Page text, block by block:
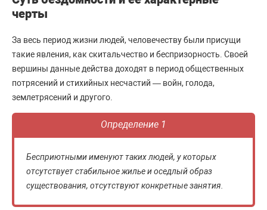
черты
За весь период жизни людей, человечеству были присущи
такие явления, как скитальчество и беспризорность. Своей
вершины данные действа доходят в период общественных
потрясений и стихийных несчастий — войн, голода,
землетрясений и другого.
Определение 1
Бесприютными именуют таких людей, у которых
отсутствует стабильное жилье и оседлый образ
существования, отсутствуют конкретные занятия.